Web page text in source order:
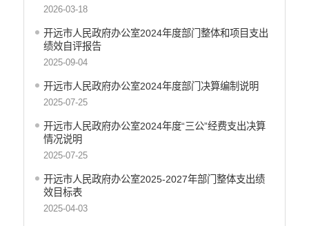
开远市民族宗教事务局
开远市公安局
开远市公安局交通管理大队
开远市民政局
开远市司法局
开远市财政局
开远市自然资源局
开远市住房和城乡建设局
开远市农业农村局
开远市林业和草原局
2026-03-18
开远市人民政府办公室2024年度部门整体和项目支出
绩效自评报告
2025-09-04
开远市人民政府办公室2024年度部门决算编制说明
2025-07-25
开远市人民政府办公室​2024年度“三公”经费支出决算
情况说明
2025-07-25
开远市人民政府办公室2025-2027年部门整体支出绩
效目标表
2025-04-03